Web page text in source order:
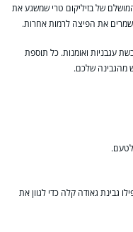
המושלם של בזיליקום טרי שמשגע את
את הפיצה לרמות אחרות.
עגבניות ואומנות. כל תוספת
מהגבינה שלכם.
גבינת גאודה קלה כדי לגוון את